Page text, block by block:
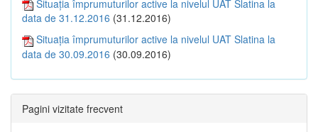
Situația împrumuturilor active la nivelul UAT Slatina la
data de 31.12.2016 (31.12.2016)
Situația împrumuturilor active la nivelul UAT Slatina la
data de 30.09.2016 (30.09.2016)
Pagini vizitate frecvent